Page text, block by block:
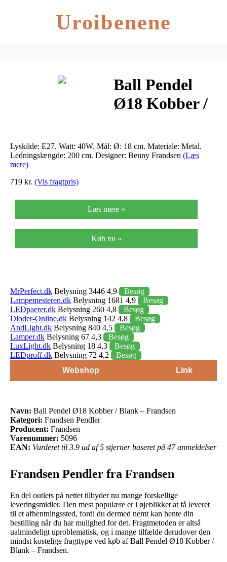
Uroibenene
Ball Pendel
Ø18 Kobber /
Frandsen
Lyskilde: E27. Watt: 40W. Mål: Ø: 18 cm. Materiale: Metal.
Ledningslængde: 200 cm. Designer: Benny Frandsen (Læs
mere)
719 kr. (Vis fragtpris)
Læs mere »
Køb nu »
MrPerfect.dk Belysning 3446 4,9
Besøg
Lampemesteren.dk Belysning 1681 4,9
Besøg
LEDpaerer.dk Belysning 260 4,8
Besøg
Dioder-Online.dk Belysning 142 4,8
Besøg
AndLight.dk Belysning 840 4,5
Besøg
Lamper.dk Belysning 67 4,3
Besøg
LuxLight.dk Belysning 18 4,3
Besøg
LEDproff.dk Belysning 72 4,2
Besøg
Webshop
Link
Navn: Ball Pendel Ø18 Kobber / Blank – Frandsen
Kategori: Frandsen Pendler
Producent: Frandsen
Varenummer: 5096
EAN: Vurderet til 3.9 ud af 5 stjerner baseret på 47 anmeldelser
Frandsen Pendler fra Frandsen
En del outlets på nettet tilbyder nu mange forskellige
leveringsmidler. Den mest populære er i øjeblikket at få leveret
til et afhentningssted, fordi du dermed nemt kan hente din
bestilling når du har mulighed for det. Fragtmetoden er altså
ualmindeligt uproblematisk, og i mange tilfælde derudover den
mindst kostelige fragttype ved køb af Ball Pendel Ø18 Kobber /
Blank – Frandsen.